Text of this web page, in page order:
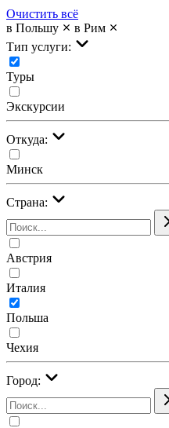
Очистить всё
в Польшу
в Рим
Тип услуги:
Туры
Экскурсии
Откуда:
Минск
Страна:
Австрия
Италия
Польша
Чехия
Город: